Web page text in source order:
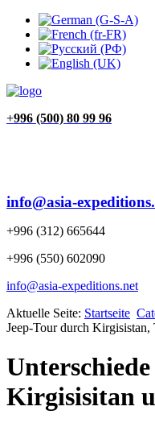
+996 (500) 80 99 96
info@asia-
+996 (312) 665644
+996 (550) 602090
info@asia-expeditions.net
Aktuelle Seite: Startseite
Jeep-Tour durch Kirgisistan,
Kirgisisitan